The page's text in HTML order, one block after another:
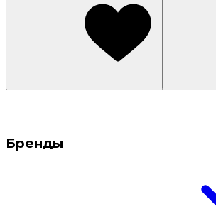
Бренды